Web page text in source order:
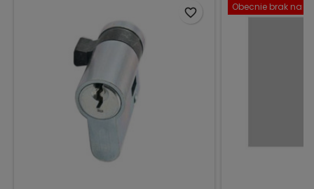
favorite_border Obecnie brak na